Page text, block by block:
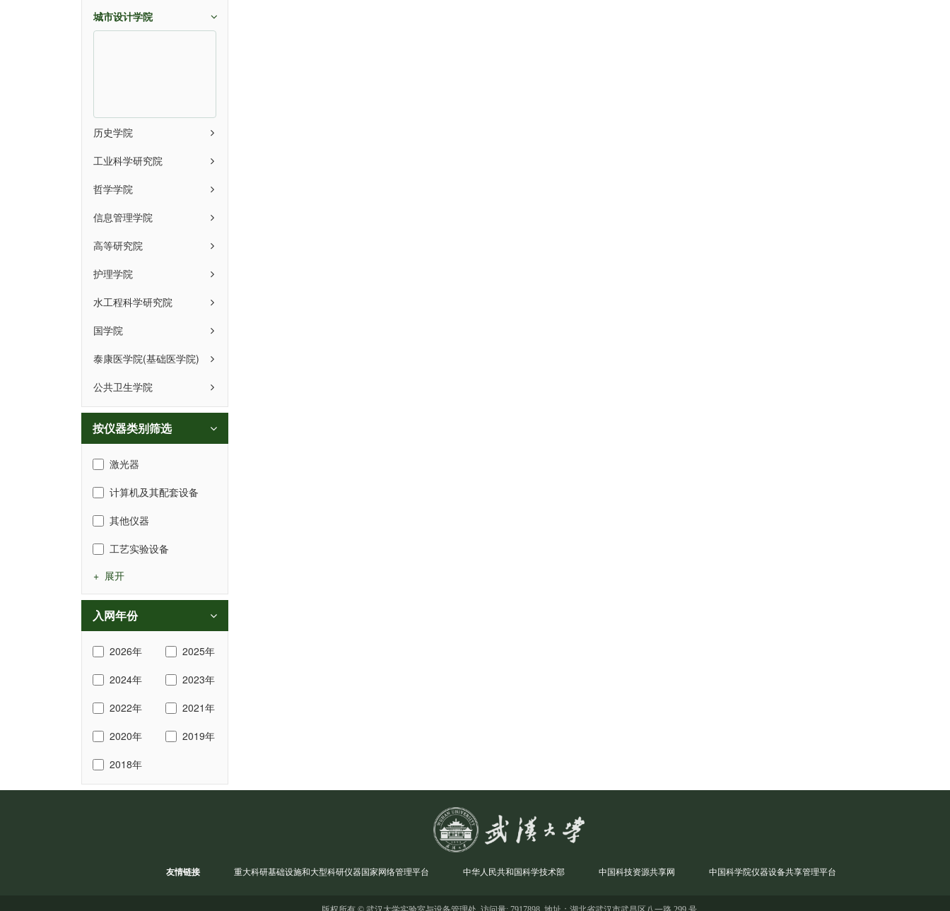
城市设计学院
历史学院
工业科学研究院
哲学学院
信息管理学院
高等研究院
护理学院
水工程科学研究院
国学院
泰康医学院(基础医学院)
公共卫生学院
按仪器类别筛选
激光器
计算机及其配套设备
其他仪器
工艺实验设备
+ 展开
入网年份
2026年
2025年
2024年
2023年
2022年
2021年
2020年
2019年
2018年
友情链接 重大科研基础设施和大型科研仪器国家网络管理平台 中华人民共和国科学技术部 中国科技资源共享网 中国科学院仪器设备共享管理平台